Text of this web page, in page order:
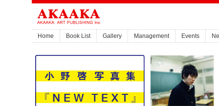
Home Book List Gallery Management Events